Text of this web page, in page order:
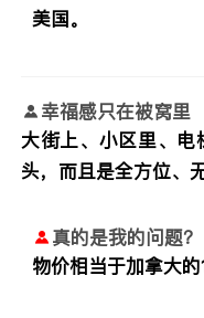
美国。
幸福感只在被窝里
大街上、小区里、
头，而且是全方位、
真的是我的问题？
物价相当于加拿大